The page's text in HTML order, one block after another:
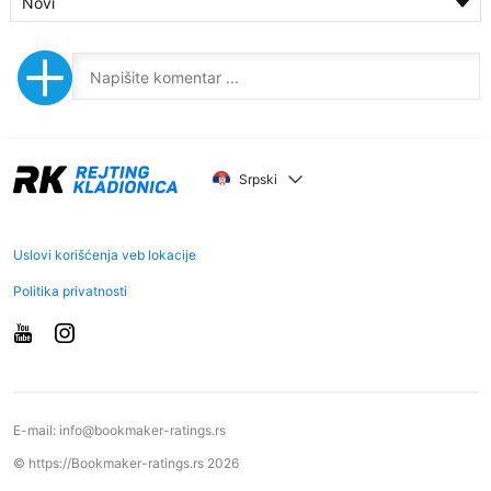
Srpski
Uslovi korišćenja veb lokacije
Politika privatnosti
E-mail: info@bookmaker-ratings.rs
© https://Bookmaker-ratings.rs 2026